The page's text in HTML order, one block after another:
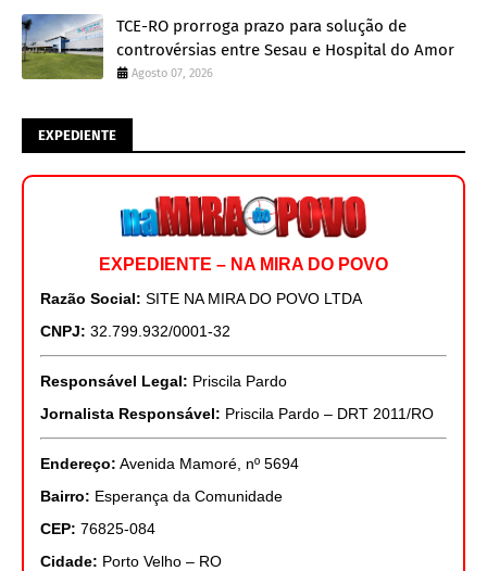
TCE-RO prorroga prazo para solução de
controvérsias entre Sesau e Hospital do Amor
Agosto 07, 2026
EXPEDIENTE
EXPEDIENTE – NA MIRA DO POVO
Razão Social: SITE NA MIRA DO POVO LTDA
CNPJ: 32.799.932/0001-32
Responsável Legal: Priscila Pardo
Jornalista Responsável: Priscila Pardo – DRT 2011/RO
Endereço: Avenida Mamoré, nº 5694
Bairro: Esperança da Comunidade
CEP: 76825-084
Cidade: Porto Velho – RO